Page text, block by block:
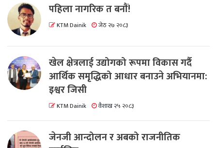
पहिला नागरिक त बनाैं!
KTM Dainik जेठ २७ २०८३
खेल क्षेत्रलाई उद्योगको रूपमा विकास गर्दै
आर्थिक समृद्धिको आधार बनाउने अभियानमा:
इश्वर जिसी
KTM Dainik वैशाख २५ २०८३
जेनजी आन्दोलन र अबको राजनीतिक